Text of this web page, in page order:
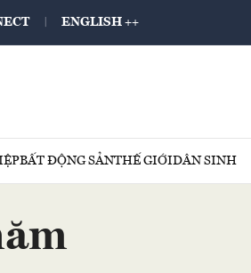
ENGLISH ++
BẤT ĐỘNG SẢNTHẾ GIỚIDÂN SINH